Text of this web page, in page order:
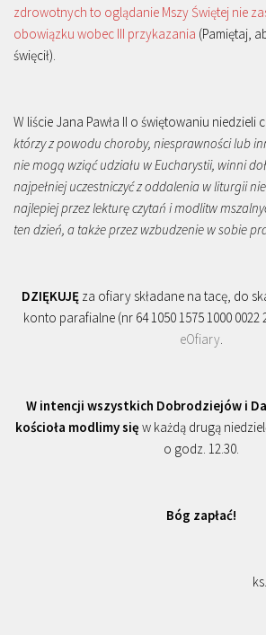
zdrowotnych to oglądanie Mszy Świętej nie
obowiązku wobec III przykazania (Pamiętaj,
święcił).
W liście Jana Pawła II o świętowaniu niedzieli
którzy z powodu choroby, niesprawności lub
nie mogą wziąć udziału w Eucharystii, winni
najpełniej uczestniczyć z oddalenia w liturgii
najlepiej przez lekturę czytań i modlitw
ten dzień, a także przez wzbudzenie w sobie
DZIĘKUJĘ za ofiary składane na tacę, do
konto parafialne (nr 64 1050 1575 1000 0022
eOfiary.
W intencji wszystkich Dobrodziejów i
kościoła modlimy się w każdą drugą
o godz. 12.30.
Bóg zapłać!